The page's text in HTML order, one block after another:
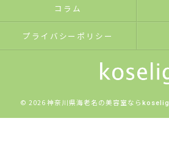
コラム
プライバシーポリシー
© 2026 神奈川県海老名の美容室ならkoselig